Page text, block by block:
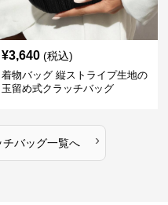
¥3,640 (税込)
着物バッグ 縦ストライプ生地の
玉留め式クラッチバッグ
チバッグ一覧へ ›